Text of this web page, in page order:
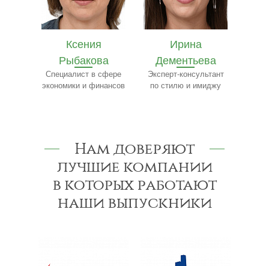
Ирина
Дементьева
Эксперт-консультант
по стилю и имиджу
Ярослав
Бобылёв
Эксперт по пищевому
производству
Нам доверяют
лучшие компании
в которых работают
наши выпускники